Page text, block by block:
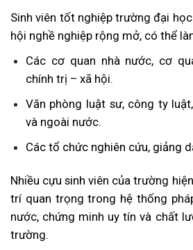
Sinh viên tốt nghiệp trường đại
hội nghề nghiệp rộng mở, có thể
Các cơ quan nhà nước, cơ
chính trị – xã hội.
Văn phòng luật sư, công ty
và ngoài nước.
Các tổ chức nghiên cứu, giảng
Nhiều cựu sinh viên của trường
trí quan trọng trong hệ thống
nước, chứng minh uy tín và chất
trường.